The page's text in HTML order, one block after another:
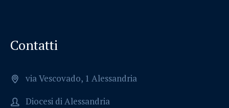
Contatti
via Vescovado, 1 Alessandria
Diocesi di Alessandria